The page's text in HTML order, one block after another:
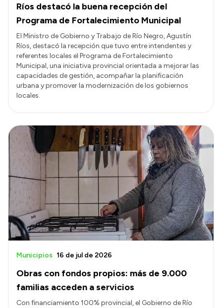
Ríos destacó la buena recepción del
Programa de Fortalecimiento Municipal
El Ministro de Gobierno y Trabajo de Río Negro, Agustín
Ríos, destacó la recepción que tuvo entre intendentes y
referentes locales el Programa de Fortalecimiento
Municipal, una iniciativa provincial orientada a mejorar las
capacidades de gestión, acompañar la planificación
urbana y promover la modernización de los gobiernos
locales.
Obras con fondos propios: más de 9.000
familias acceden a servicios
Municipios 16 de jul de 2026
Con financiamiento 100% provincial, el Gobierno de Río